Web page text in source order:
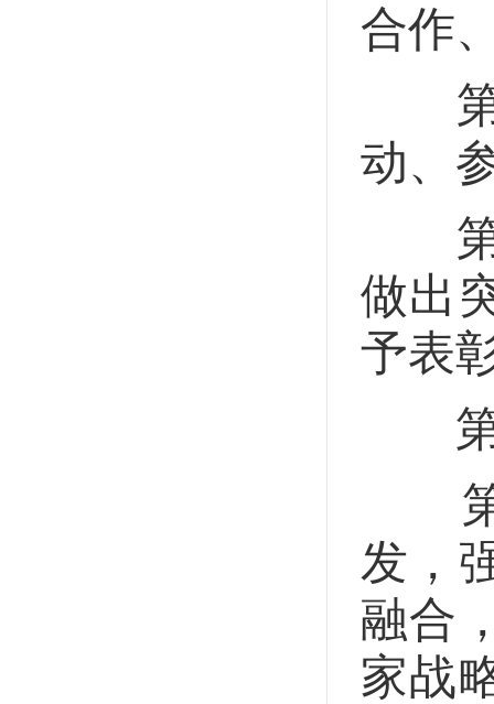
合作
第
动、
第
做出
予表
第
第
发，
融合
家战